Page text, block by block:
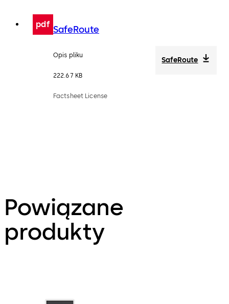
pdf SafeRoute
Opis pliku
222.67 KB
Factsheet License
SafeRoute
Powiązane
produkty